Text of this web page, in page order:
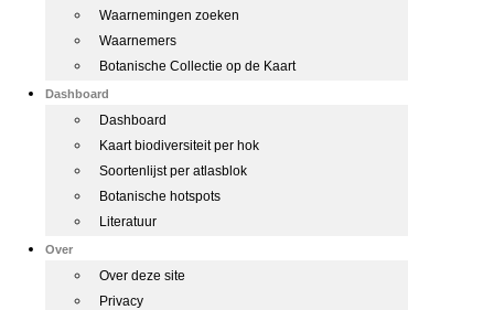
Waarnemingen zoeken
Waarnemers
Botanische Collectie op de Kaart
Dashboard
Dashboard
Kaart biodiversiteit per hok
Soortenlijst per atlasblok
Botanische hotspots
Literatuur
Over
Over deze site
Privacy